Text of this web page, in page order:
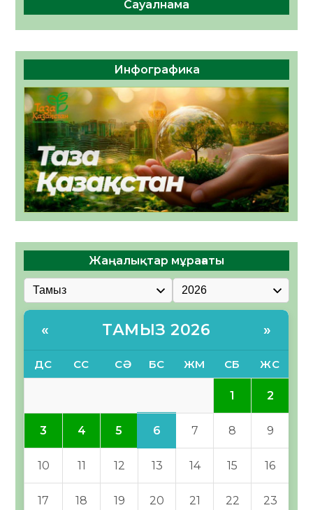
Сауалнама
Инфографика
Жаңалықтар мұрағаты
« ТАМЫЗ 2026 »
ДС СС СӘ БС ЖМ СБ ЖС
1 2
3 4 5 6 7 8 9
10 11 12 13 14 15 16
17 18 19 20 21 22 23